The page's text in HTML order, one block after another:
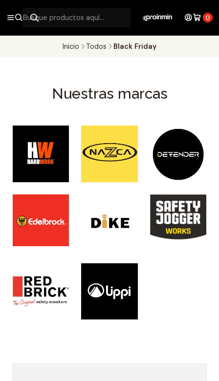
0
Inicio Todos Black Friday
Nuestras marcas